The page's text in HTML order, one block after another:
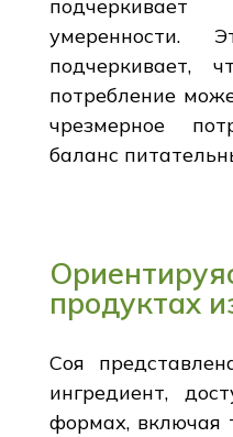
умеренности.
подчеркивает,
потребление
чрезмерное
баланс
продуктах
Соя
ингредиент,
формах, включая